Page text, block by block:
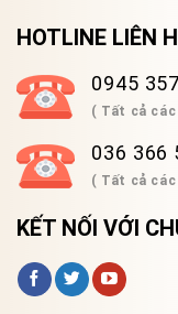
HOTLINE LIÊN
0945
( Tất cả
036 366
( Tất cả
KẾT NỐI VỚI